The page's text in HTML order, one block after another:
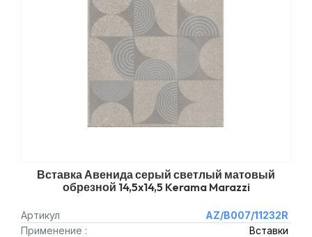
Вставка Авенида серый светлый матовый
обрезной 14,5x14,5 Kerama Marazzi
Артикул
AZ/B007/11232R
Применение :
Вставки